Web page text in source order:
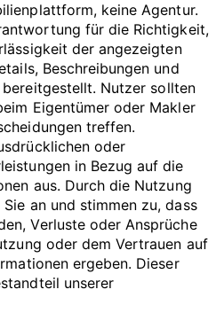
keine Agentur.
für die Richtigkeit,
der angezeigten
Beschreibungen und
Nutzer sollten
Eigentümer oder Makler
treffen.
oder
in Bezug auf die
aus. Durch die Nutzung
an und stimmen zu, dass
Verluste oder Ansprüche
oder dem Vertrauen auf
ergeben. Dieser
unserer